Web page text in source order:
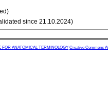
since 21.10.2024)
FOR ANATOMICAL TERMINOLOGY Creative Commons